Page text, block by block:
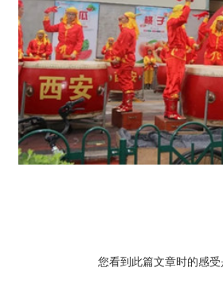
您看到此篇文章时的感